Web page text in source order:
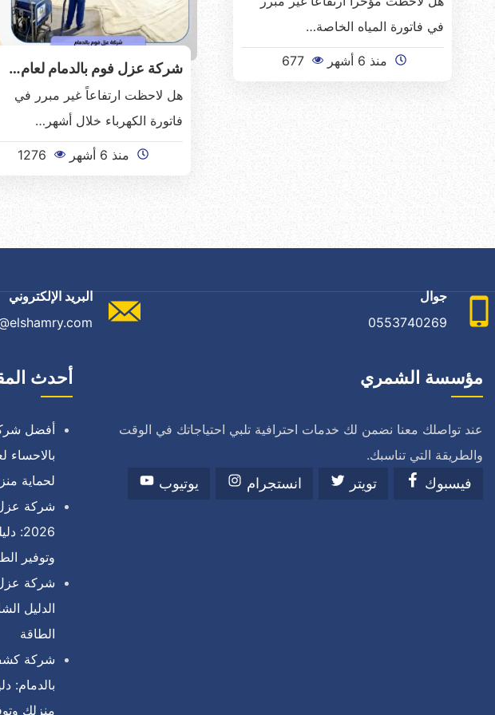
في فاتورة المياه الخاصة…
منذ 6 أشهر 677 شركة عزل فوم بالدمام لعام…
هل لاحظت ارتفاعاً غير مبرر في
فاتورة الكهرباء خلال أشهر…
منذ 6 أشهر 1276
جوال
0553740269
البريد الإلكتروني
مؤسسة الشمري
عند تواصلك معنا نضمن لك خدمات احترافية تلبي احتياجاتك في الوقت
والطريقة التي تناسبك.
فيسبوك تويتر انستجرام يوتيوب
أحدث
أفضل
لحماية
شركة عزل
وتوفير
الدليل
الطاقة
شركة
بالدمام:
منزلك